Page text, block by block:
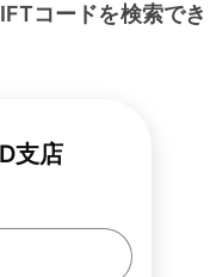
コードを検索でき
支店